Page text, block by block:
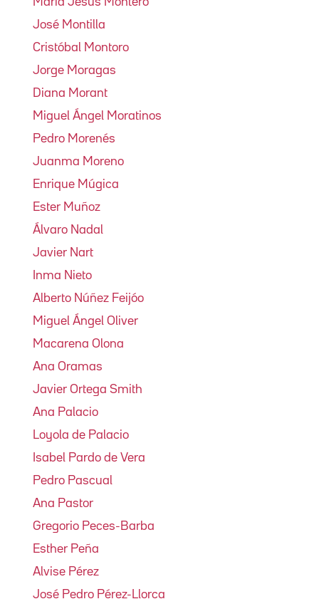
José Montilla
Cristóbal Montoro
Jorge Moragas
Diana Morant
Miguel Ángel Moratinos
Pedro Morenés
Juanma Moreno
Enrique Múgica
Ester Muñoz
Álvaro Nadal
Javier Nart
Inma Nieto
Alberto Núñez Feijóo
Miguel Ángel Oliver
Macarena Olona
Ana Oramas
Javier Ortega Smith
Ana Palacio
Loyola de Palacio
Isabel Pardo de Vera
Pedro Pascual
Ana Pastor
Gregorio Peces-Barba
Esther Peña
Alvise Pérez
José Pedro Pérez-Llorca